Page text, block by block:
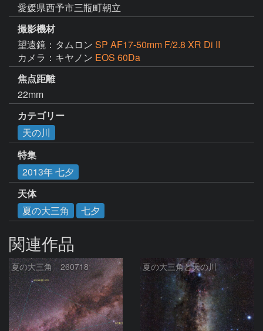
愛媛県西予市三瓶町朝立
撮影機材
望遠鏡：タムロン SP AF17-50mm F/2.8 XR Di II
カメラ：キヤノン EOS 60Da
焦点距離
22mm
カテゴリー
天の川
特集
2013年 七夕
天体
夏の大三角
七夕
関連作品
夏の大三角 260718 夏の大三角と天の川